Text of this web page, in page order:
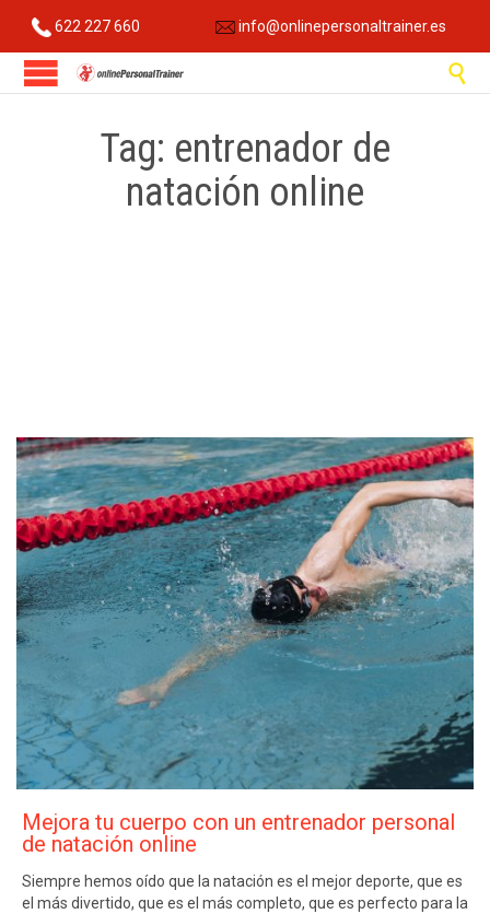
622 227 660 info@onlinepersonaltrainer.es

Tag: entrenador de
natación online
Mejora tu cuerpo con un entrenador personal
de natación online
Siempre hemos oído que la natación es el mejor deporte, que es
el más divertido, que es el más completo, que es perfecto para la